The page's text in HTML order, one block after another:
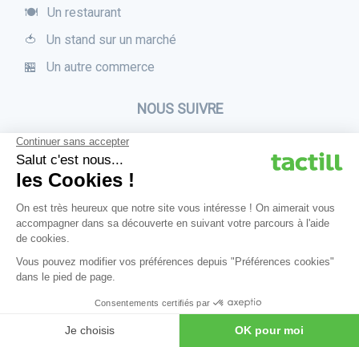
🍽 Un restaurant
🍅 Un stand sur un marché
🏪 Un autre commerce
NOUS SUIVRE
Parlez-nous